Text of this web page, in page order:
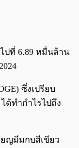
ปที่ 6.89 หมื่นล้าน
ซึ่งเปรียบ
ด้ทำกำไรไปถึง
ยญมีมกบสีเขียว